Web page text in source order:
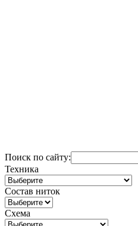
Поиск по сайту:
Техника
Состав ниток
Схема